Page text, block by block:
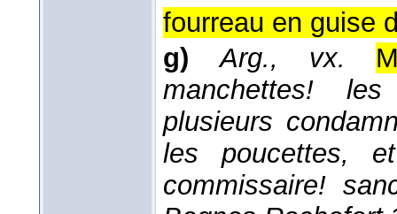
fourreau en guise
g)
Arg., vx.
manchettes!
plusieurs
les poucettes,
commissaire!